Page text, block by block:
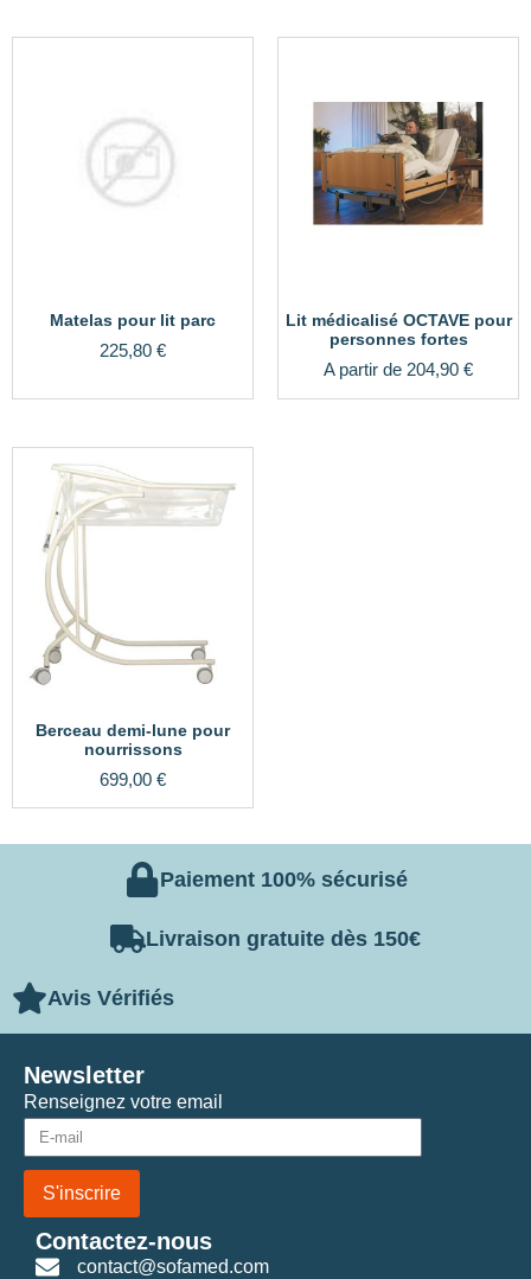
Matelas pour lit parc
225,80 €
Lit médicalisé OCTAVE pour
personnes fortes
A partir de 204,90 €
Berceau demi-lune pour
nourrissons
699,00 €
Paiement 100% sécurisé
Livraison gratuite dès 150€
Avis Vérifiés
Renseignez votre email
S'inscrire
Newsletter
Contactez-nous
contact@sofamed.com